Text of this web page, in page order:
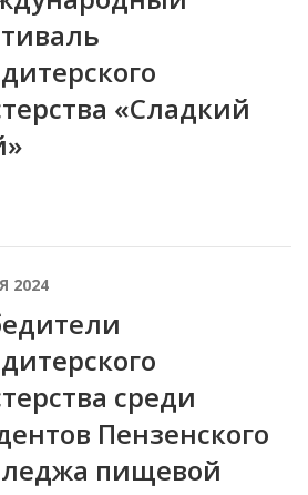
«Сладкий
2024
среди
Пензенского
пищевой